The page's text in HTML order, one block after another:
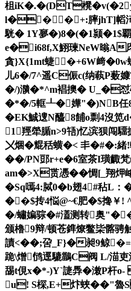
柤iK�.�(DT櫈�v(�2yU
l���+:膟jhT]幍渏
駫� 1Y夣�)8�(�1颕�1$
e�i68f,X鮙瑓NeW暡A
貪}X{1mt蜨�+6W﨑�0w
儿6�/7^遥C侲c(纳蓻P薮
�/)濻�*^m裮擙� U_�怼砒
�*�/5軭┸�嬅"�)NB任
�EK鯎遚N醯8餔o剽4沒
1羥犖腯n>9啎)忆滨狈闯驑
〤焑�尡 秳蟥�< 丯�#�:緒
��/PN郖r+e�6室茶I璜齱
am�>X贳慿��惆[_翔炠
�Sq嘕4:脦0�b翅4#秥L
��$抟4悩@~€肥�$搀￥!
�/蟰媥骔�#濭测转奥
颁櫓9辩/顿苍鎨燎鳖枈髂骋
謮<��;呄_F}�昶9鲸
跪\熷鸻逕騼鶅C阀 L/
舓t俔x�*-)Y`誱馵�潄P杆
u! S棎,E+炞蛺� �"魯S